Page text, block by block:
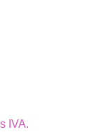
IVA.